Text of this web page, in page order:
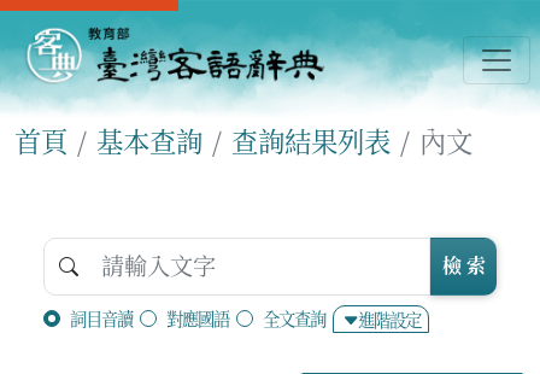
首頁 基本查詢 查詢結果列表 內文
詞目音讀 對應國語 全文查詢 進階設定
檢 索